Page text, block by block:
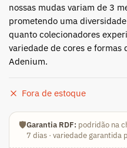
nossas mudas variam de 3
prometendo uma
quanto colecionadores
variedade de cores e formas
Adenium.
Fora de estoque
🛡️Garantia RDF: podridão na
7 dias · variedade garantida